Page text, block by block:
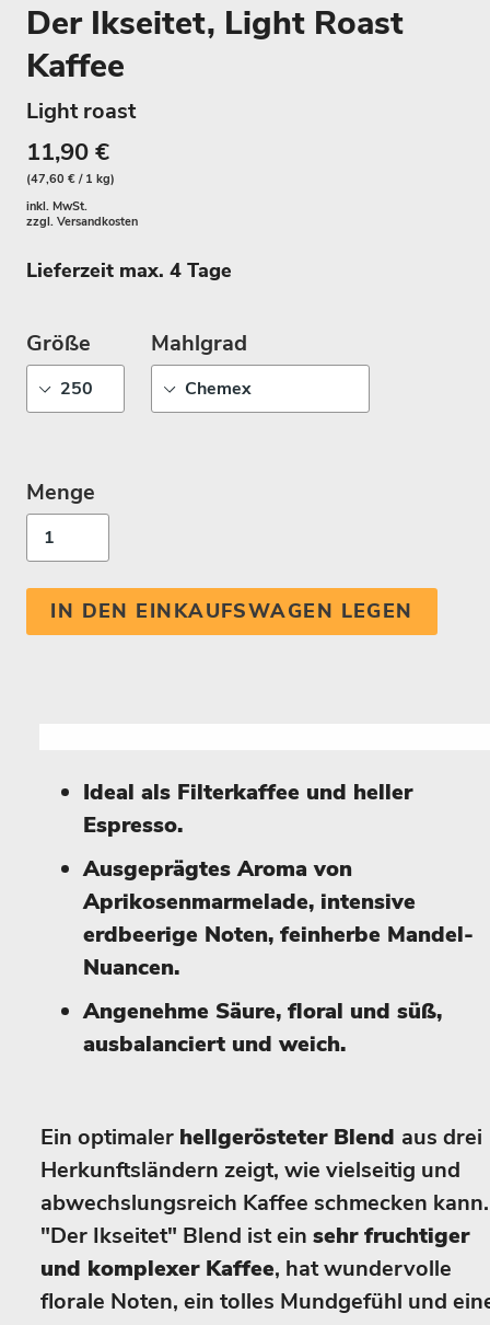
Der Ikseitet, Light Roast
Kaffee
Light roast
11,90 €
(47,60 € / 1 kg)
inkl. MwSt.
zzgl. Versandkosten
Lieferzeit max. 4 Tage
Größe Mahlgrad
Menge
IN DEN EINKAUFSWAGEN LEGEN
Ideal als Filterkaffee und heller
Espresso.
Ausgeprägtes Aroma von
Aprikosenmarmelade, intensive
erdbeerige Noten, feinherbe Mandel-
Nuancen.
Angenehme Säure, floral und süß,
ausbalanciert und weich.
Ein optimaler hellgerösteter Blend aus drei
Herkunftsländern zeigt, wie vielseitig und
abwechslungsreich Kaffee schmecken kann.
"Der Ikseitet" Blend ist ein sehr fruchtiger
und komplexer Kaffee, hat wundervolle
florale Noten, ein tolles Mundgefühl und